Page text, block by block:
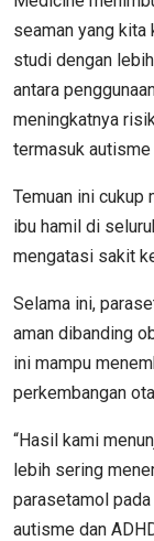
seaman yang kita
studi dengan
antara
meningkatnya
termasuk autisme
Temuan ini cukup
ibu hamil di
mengatasi sakit
Selama ini,
aman dibanding
ini mampu
perkembangan
“Hasil kami
lebih sering
parasetamol
autisme dan